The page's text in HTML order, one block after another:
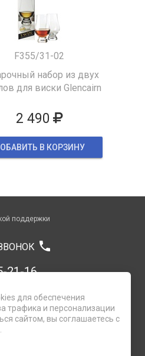
F355/31-02
набор из двух
для виски Glencairn
2 490
В КОРЗИНУ
поддержки
phone
21-16
21-17
48
для обеспечения
трафика и персонализации
сайтом, вы соглашаетесь с